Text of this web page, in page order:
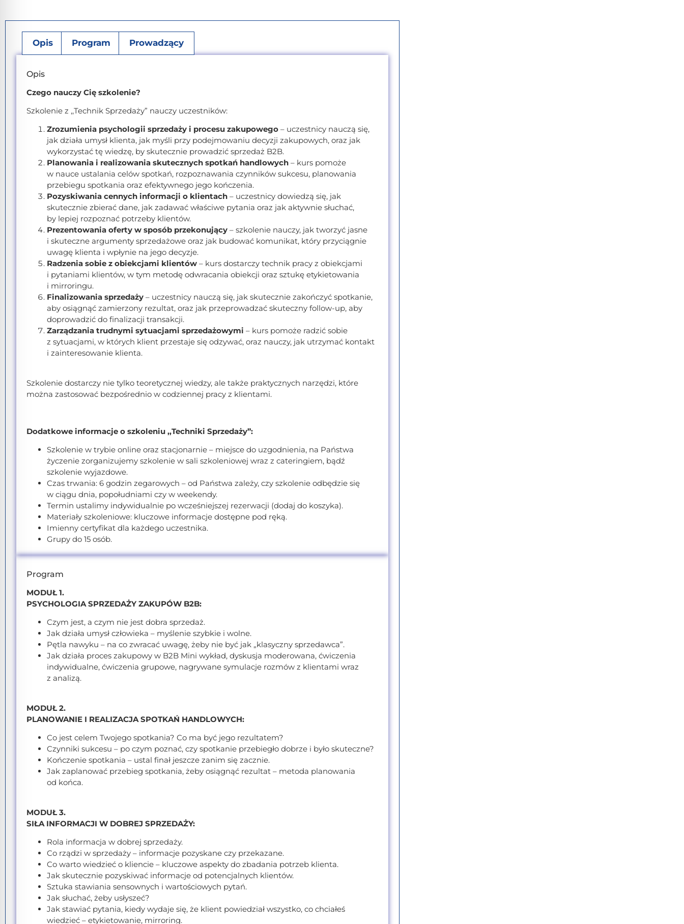
Opis Program Prowadzący
Opis
Czego nauczy Cię szkolenie?
Szkolenie z ,,Technik Sprzedaży” nauczy uczestników:
Zrozumienia psychologii sprzedaży i procesu zakupowego – uczestnicy nauczą się,
jak działa umysł klienta, jak myśli przy podejmowaniu decyzji zakupowych, oraz jak
wykorzystać tę wiedzę, by skutecznie prowadzić sprzedaż B2B.
Planowania i realizowania skutecznych spotkań handlowych – kurs pomoże
w nauce ustalania celów spotkań, rozpoznawania czynników sukcesu, planowania
przebiegu spotkania oraz efektywnego jego kończenia.
Pozyskiwania cennych informacji o klientach – uczestnicy dowiedzą się, jak
skutecznie zbierać dane, jak zadawać właściwe pytania oraz jak aktywnie słuchać,
by lepiej rozpoznać potrzeby klientów.
Prezentowania oferty w sposób przekonujący – szkolenie nauczy, jak tworzyć jasne
i skuteczne argumenty sprzedażowe oraz jak budować komunikat, który przyciągnie
uwagę klienta i wpłynie na jego decyzje.
Radzenia sobie z obiekcjami klientów – kurs dostarczy technik pracy z obiekcjami
i pytaniami klientów, w tym metodę odwracania obiekcji oraz sztukę etykietowania
i mirroringu.
Finalizowania sprzedaży – uczestnicy nauczą się, jak skutecznie zakończyć spotkanie,
aby osiągnąć zamierzony rezultat, oraz jak przeprowadzać skuteczny follow-up, aby
doprowadzić do finalizacji transakcji.
Zarządzania trudnymi sytuacjami sprzedażowymi – kurs pomoże radzić sobie
z sytuacjami, w których klient przestaje się odzywać, oraz nauczy, jak utrzymać kontakt
i zainteresowanie klienta.
Szkolenie dostarczy nie tylko teoretycznej wiedzy, ale także praktycznych narzędzi, które
można zastosować bezpośrednio w codziennej pracy z klientami.
Dodatkowe informacje o szkoleniu ,,Techniki Sprzedaży”:
Szkolenie w trybie online oraz stacjonarnie – miejsce do uzgodnienia, na Państwa
życzenie zorganizujemy szkolenie w sali szkoleniowej wraz z cateringiem, bądź
szkolenie wyjazdowe.
Czas trwania: 6 godzin zegarowych – od Państwa zależy, czy szkolenie odbędzie się
w ciągu dnia, popołudniami czy w weekendy.
Termin ustalimy indywidualnie po wcześniejszej rezerwacji (dodaj do koszyka).
Materiały szkoleniowe: kluczowe informacje dostępne pod ręką.
Imienny certyfikat dla każdego uczestnika.
Grupy do 15 osób.
Program
MODUŁ 1.
PSYCHOLOGIA SPRZEDAŻY ZAKUPÓW B2B:
Czym jest, a czym nie jest dobra sprzedaż.
Jak działa umysł człowieka – myślenie szybkie i wolne.
Pętla nawyku – na co zwracać uwagę, żeby nie być jak „klasyczny sprzedawca”.
Jak działa proces zakupowy w B2B Mini wykład, dyskusja moderowana, ćwiczenia
indywidualne, ćwiczenia grupowe, nagrywane symulacje rozmów z klientami wraz
z analizą.
MODUŁ 2.
PLANOWANIE I REALIZACJA SPOTKAŃ HANDLOWYCH:
Co jest celem Twojego spotkania? Co ma być jego rezultatem?
Czynniki sukcesu – po czym poznać, czy spotkanie przebiegło dobrze i było skuteczne?
Kończenie spotkania – ustal finał jeszcze zanim się zacznie.
Jak zaplanować przebieg spotkania, żeby osiągnąć rezultat – metoda planowania
od końca.
MODUŁ 3.
SIŁA INFORMACJI W DOBREJ SPRZEDAŻY:
Rola informacja w dobrej sprzedaży.
Co rządzi w sprzedaży – informacje pozyskane czy przekazane.
Co warto wiedzieć o kliencie – kluczowe aspekty do zbadania potrzeb klienta.
Jak skutecznie pozyskiwać informacje od potencjalnych klientów.
Sztuka stawiania sensownych i wartościowych pytań.
Jak słuchać, żeby usłyszeć?
Jak stawiać pytania, kiedy wydaje się, że klient powiedział wszystko, co chciałeś
wiedzieć – etykietowanie, mirroring.